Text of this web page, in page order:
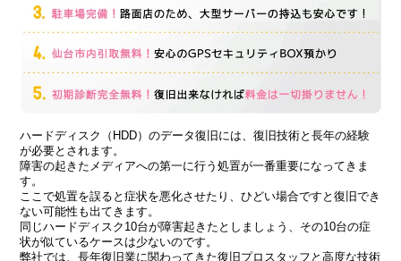
ハードディスク（HDD）のデータ復旧には、復旧技術と長年の経験
が必要とされます。
障害の起きたメディアへの第一に行う処置が一番重要になってきま
す。
ここで処置を誤ると症状を悪化させたり、ひどい場合ですと復旧でき
ない可能性も出てきます。
同じハードディスク10台が障害起きたとしましょう、その10台の症
状が似ているケースは少ないのです。
弊社では、長年復旧業に関わってきた復旧プロスタッフと高度な技術